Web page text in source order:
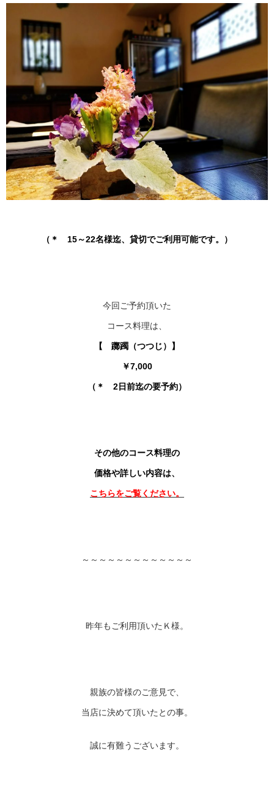
（＊ 15～22名様迄、貸切でご利用可能です。）
今回ご予約頂いた
コース料理は、
【 躑躅（つつじ）】
￥7,000
（＊ 2日前迄の要予約）
その他のコース料理の
価格や詳しい内容は、
こちらをご覧ください。
～～～～～～～～～～～～～
昨年もご利用頂いたＫ様。
親族の皆様のご意見で、
当店に決めて頂いたとの事。
誠に有難うございます。